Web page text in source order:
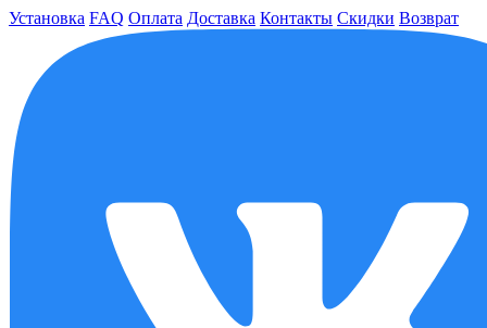
Установка FAQ Оплата Доставка Контакты Скидки Возврат